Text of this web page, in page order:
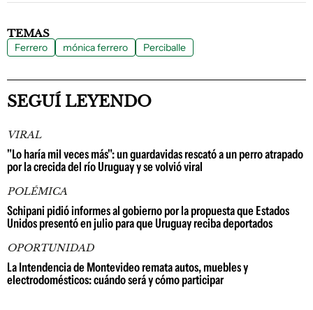
TEMAS
Ferrero mónica ferrero Perciballe
SEGUÍ LEYENDO
VIRAL
"Lo haría mil veces más": un guardavidas rescató a un perro atrapado
por la crecida del río Uruguay y se volvió viral
POLÉMICA
Schipani pidió informes al gobierno por la propuesta que Estados
Unidos presentó en julio para que Uruguay reciba deportados
OPORTUNIDAD
La Intendencia de Montevideo remata autos, muebles y
electrodomésticos: cuándo será y cómo participar